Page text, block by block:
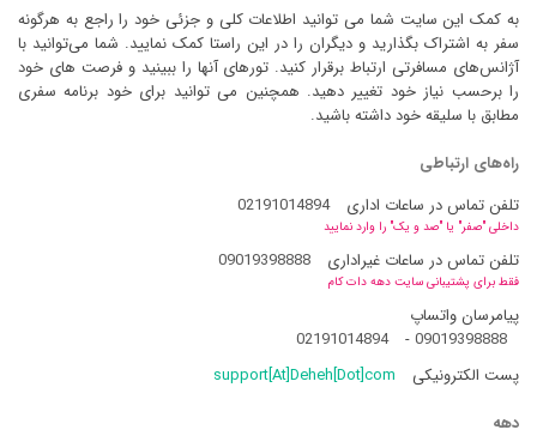
به کمک این سایت شما می توانید اطلاعات کلی و جزئی خود را راجع به هرگونه
سفر به اشتراک بگذارید و دیگران را در این راستا کمک نمایید. شما می‌توانید با
آژانس‌های مسافرتی ارتباط برقرار کنید. تورهای آنها را ببینید و فرصت های خود
را برحسب نیاز خود تغییر دهید. همچنین می توانید برای خود برنامه سفری
مطابق با سلیقه خود داشته باشید.
راه‌های ارتباطی
تلفن تماس در ساعات اداری
02191014894
داخلی "صفر" یا "صد و یک" را وارد نمایید
تلفن تماس در ساعات غیراداری 09019398888
فقط برای پشتیبانی سایت دهه دات کام
پیامرسان واتساپ
09019398888
-
02191014894
پست الکترونیکی
support[At]Deheh[Dot]com
دهه